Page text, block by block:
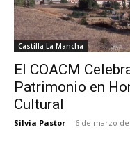
Castilla La Mancha
El COACM
Patrimonio en
Cultural
Silvia Pastor - 6 de marzo de